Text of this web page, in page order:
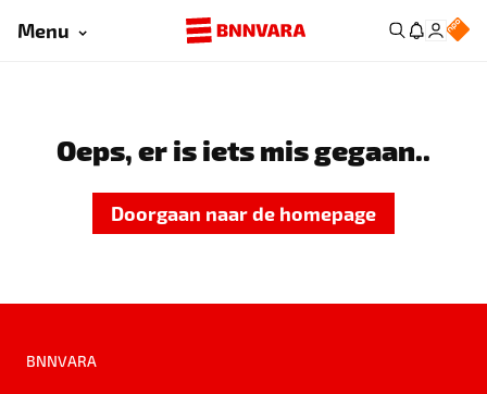
Menu
Oeps, er is iets mis gegaan..
Doorgaan naar de homepage
BNNVARA